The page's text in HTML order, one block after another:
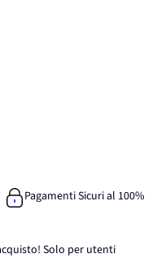
Pagamenti Sicuri al 100%
Solo per utenti